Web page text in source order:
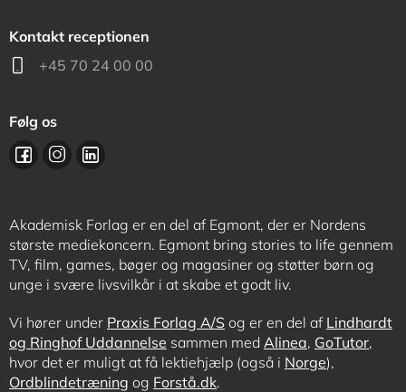
Kontakt receptionen
+45 70 24 00 00
Følg os
Akademisk Forlag er en del af Egmont, der er Nordens
største mediekoncern. Egmont bring stories to life gennem
TV, film, games, bøger og magasiner og støtter børn og
unge i svære livsvilkår i at skabe et godt liv.
Vi hører under Praxis Forlag A/S og er en del af Lindhardt
og Ringhof Uddannelse sammen med Alinea, GoTutor,
hvor det er muligt at få lektiehjælp (også i Norge),
Ordblindetræning og Forstå.dk.